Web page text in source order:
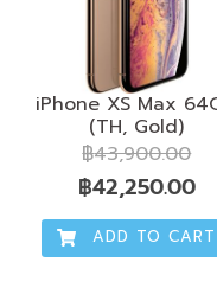
iPhone XS Max
(TH, Gold)
฿43,900.00
Original
price
was:
฿42,250.00
is:
ADD TO CART